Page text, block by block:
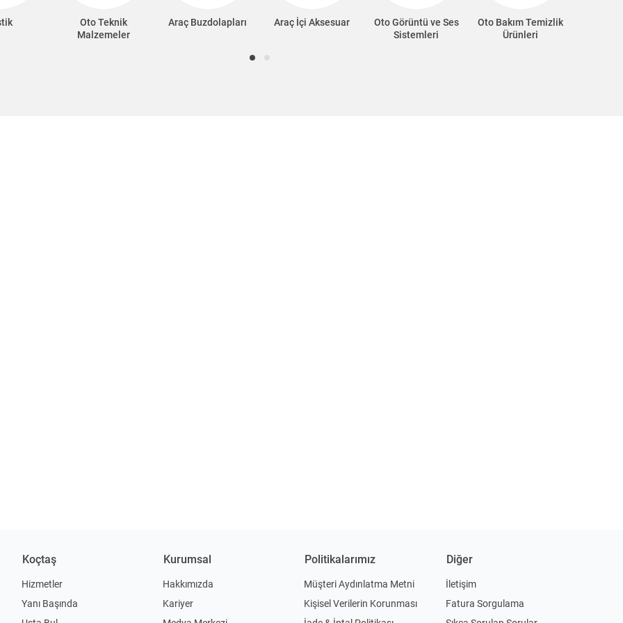
Oto Teknik
Malzemeler
Araç Buzdolapları Araç İçi Aksesuar
Oto Görüntü ve Ses
Sistemleri
Oto Bakım Temizlik
Ürünleri
Koçtaş
Hizmetler
Yanı Başında
Kurumsal
Hakkımızda
Kariyer
Politikalarımız
Müşteri Aydınlatma Metni
Kişisel Verilerin Korunması
Diğer
İletişim
Fatura Sorgulama